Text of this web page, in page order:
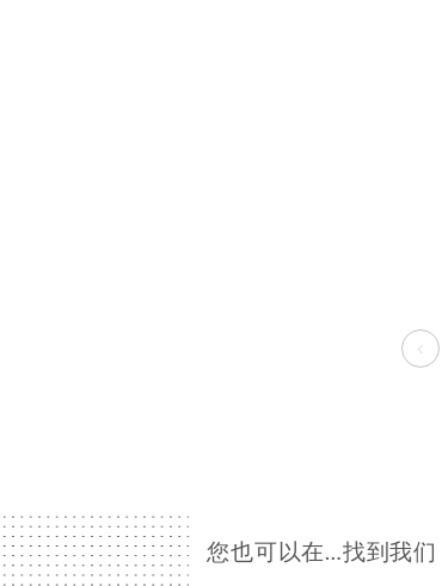
您也可以在…找到我们